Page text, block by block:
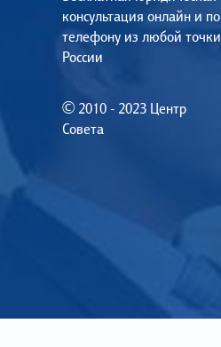
консультация онлайн и по
телефону из любой точки
России
© 2010 - 2023 Центр
Совета